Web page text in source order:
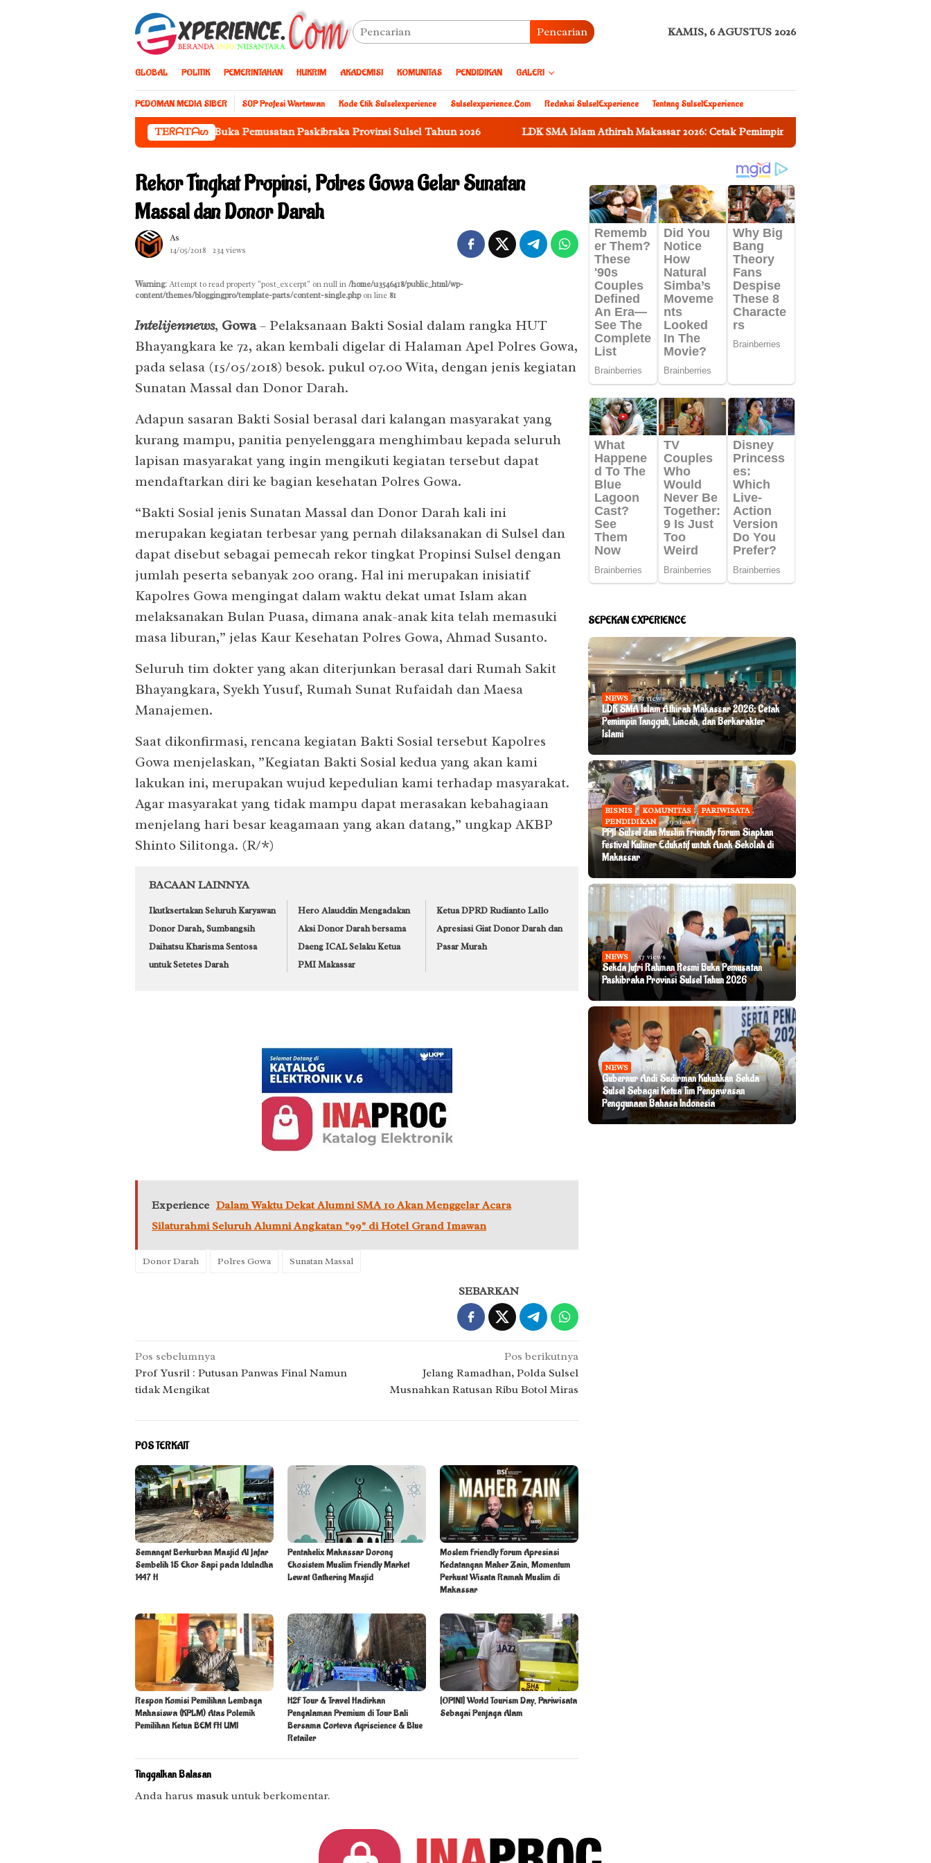
Pencarian KAMIS, 6 AGUSTUS 2026
GLOBAL POLITIK PEMERINTAHAN HUKRIM AKADEMISI KOMUNITAS PENDIDIKAN GALERI
PEDOMAN MEDIA SIBER S0P Profesi Wartawan Kode Etik Sulselexperience Sulselexperience.com Redaksi SulselExperience Tentang SulselExperience
TEᖇᗩTᗩᔕ
Sekda Jufri Rahman Resmi Buka Pemusatan Paskibraka Provinsi Sulsel Tahun 2026 LDK SMA Islam Athirah Makassar 2026: Cetak Pemimpin Tangguh, Lincah, dan Berkarakter Islami
Rekor Tingkat Propinsi, Polres Gowa Gelar Sunatan
Massal dan Donor Darah
As
14/05/2018
234 views
Warning: Attempt to read property "post_excerpt" on null in/home/u3546418/public_html/wp-
content/themes/bloggingpro/template-parts/content-single.phpon line 81
Intelijennews, Gowa– Pelaksanaan Bakti Sosial dalam rangka HUT
Bhayangkara ke 72, akan kembali digelar di Halaman Apel Polres Gowa,
pada selasa (15/05/2018) besok. pukul 07.00 Wita, dengan jenis kegiatan
Sunatan Massal dan Donor Darah.
Adapun sasaran Bakti Sosial berasal dari kalangan masyarakat yang
kurang mampu, panitia penyelenggara menghimbau kepada seluruh
lapisan masyarakat yang ingin mengikuti kegiatan tersebut dapat
mendaftarkan diri ke bagian kesehatan Polres Gowa.
“Bakti Sosial jenis Sunatan Massal dan Donor Darah kali ini
merupakan kegiatan terbesar yang pernah dilaksanakan di Sulsel dan
dapat disebut sebagai pemecah rekor tingkat Propinsi Sulsel dengan
jumlah peserta sebanyak 200 orang. Hal ini merupakan inisiatif
Kapolres Gowa mengingat dalam waktu dekat umat Islam akan
melaksanakan Bulan Puasa, dimana anak-anak kita telah memasuki
masa liburan,” jelas Kaur Kesehatan Polres Gowa, Ahmad Susanto.
Seluruh tim dokter yang akan diterjunkan berasal dari Rumah Sakit
Bhayangkara, Syekh Yusuf, Rumah Sunat Rufaidah dan Maesa
Manajemen.
Saat dikonfirmasi, rencana kegiatan Bakti Sosial tersebut Kapolres
Gowa menjelaskan, ”Kegiatan Bakti Sosial kedua yang akan kami
lakukan ini, merupakan wujud kepedulian kami terhadap masyarakat.
Agar masyarakat yang tidak mampu dapat merasakan kebahagiaan
menjelang hari besar keagamaan yang akan datang,” ungkap AKBP
Shinto Silitonga. (R/*)
BACAAN LAINNYA
Ikutksertakan Seluruh Karyawan
Donor Darah, Sumbangsih
Daihatsu Kharisma Sentosa
untuk Setetes Darah
Hero Alauddin Mengadakan
Aksi Donor Darah bersama
Daeng ICAL Selaku Ketua
PMI Makassar
Ketua DPRD Rudianto Lallo
Apresiasi Giat Donor Darah dan
Pasar Murah
Experience Dalam Waktu Dekat Alumni SMA 10 Akan Menggelar Acara
Silaturahmi Seluruh Alumni Angkatan "99" di Hotel Grand Imawan
Donor Darah Polres Gowa Sunatan Massal
SEBARKAN
Navigasi
pos
Pos sebelumnya
Prof Yusril : Putusan Panwas Final Namun
tidak Mengikat
Pos berikutnya
Jelang Ramadhan, Polda Sulsel
Musnahkan Ratusan Ribu Botol Miras
POS TERKAIT
Semangat Berkurban Masjid Al Jafar
Sembelih 15 Ekor Sapi pada Iduladha
1447 H
Pentahelix Makassar Dorong
Ekosistem Muslim Friendly Market
Lewat Gathering Masjid
Moslem Friendly Forum Apresiasi
Kedatangan Maher Zain, Momentum
Perkuat Wisata Ramah Muslim di
Makassar
Respon Komisi Pemilihan Lembaga
Mahasiswa (KPLM) Atas Polemik
Pemilihan Ketua BEM FH UMI
H2F Tour & Travel Hadirkan
Pengalaman Premium di Tour Bali
Bersama Corteva Agriscience & Blue
Retailer
[OPINI] World Tourism Day, Pariwisata
Sebagai Penjaga Alam
Tinggalkan Balasan
Anda harus masuk untuk berkomentar.
SEPEKAN EXPERIENCE
NEWS 81 views
LDK SMA Islam Athirah Makassar 2026: Cetak
Pemimpin Tangguh, Lincah, dan Berkarakter
Islami
BISNIS , KOMUNITAS , PARIWISATA ,
PENDIDIKAN
59 views
PPJI Sulsel dan Muslim Friendly Forum Siapkan
Festival Kuliner Edukatif untuk Anak Sekolah di
Makassar
NEWS 37 views
Sekda Jufri Rahman Resmi Buka Pemusatan
Paskibraka Provinsi Sulsel Tahun 2026
NEWS 34 views
Gubernur Andi Sudirman Kukuhkan Sekda
Sulsel Sebagai Ketua Tim Pengawasan
Penggunaan Bahasa Indonesia